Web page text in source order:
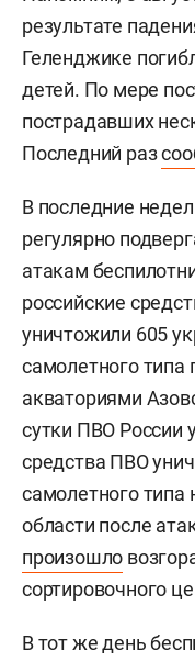
результате
Геленджике
детей. По мере
пострадавших
Последний раз
В последние
регулярно
атакам
российские
уничтожили 605
самолетного типа
акваториями
сутки ПВО России
средства ПВО
самолетного типа
области после
произошло
сортировочного
В тот же день